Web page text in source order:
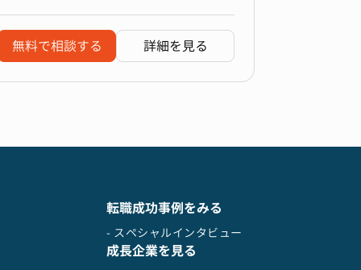
無料で相談する 詳細を見る
転職成功事例をみる
- スペシャルインタビュー
成長企業を見る